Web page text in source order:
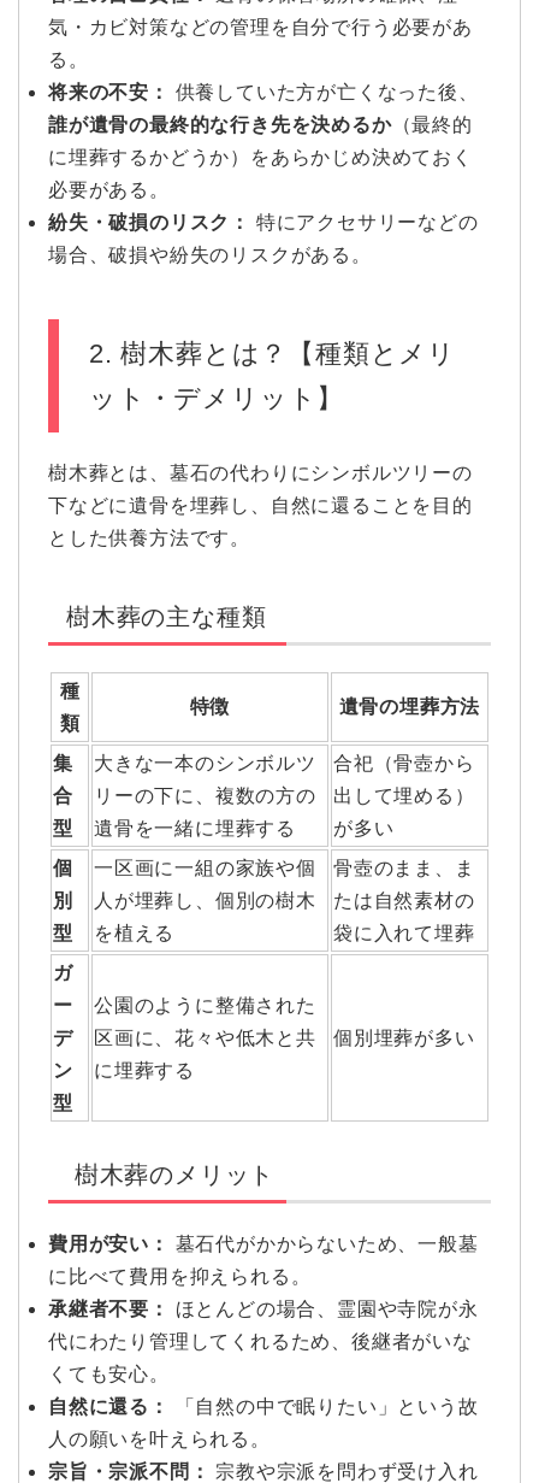
気・カビ対策などの管理を自分で行う必要があ
る。
将来の不安：
供養していた方が亡くなった後、
誰が遺骨の最終的な行き先を決めるか（最終的
に埋葬するかどうか）をあらかじめ決めておく
必要がある。
紛失・破損のリスク：
特にアクセサリーなどの
場合、破損や紛失のリスクがある。
2. 樹木葬とは？【種類とメリ
ット・デメリット】
樹木葬とは、墓石の代わりにシンボルツリーの
下などに遺骨を埋葬し、自然に還ることを目的
とした供養方法です。
樹木葬の主な種類
種
類
特徴 遺骨の埋葬方法
集
合
型
大きな一本のシンボルツ
リーの下に、複数の方の
遺骨を一緒に埋葬する
合祀（骨壺から
出して埋める）
が多い
個
別
型
一区画に一組の家族や個
人が埋葬し、個別の樹木
を植える
骨壺のまま、ま
たは自然素材の
袋に入れて埋葬
ガ
ー
デ
ン
型
公園のように整備された
区画に、花々や低木と共
に埋葬する
個別埋葬が多い
樹木葬のメリット
費用が安い：
墓石代がかからないため、一般墓
に比べて費用を抑えられる。
承継者不要：
ほとんどの場合、霊園や寺院が永
代にわたり管理してくれるため、後継者がいな
くても安心。
自然に還る：
「自然の中で眠りたい」という故
人の願いを叶えられる。
宗旨・宗派不問：
宗教や宗派を問わず受け入れ